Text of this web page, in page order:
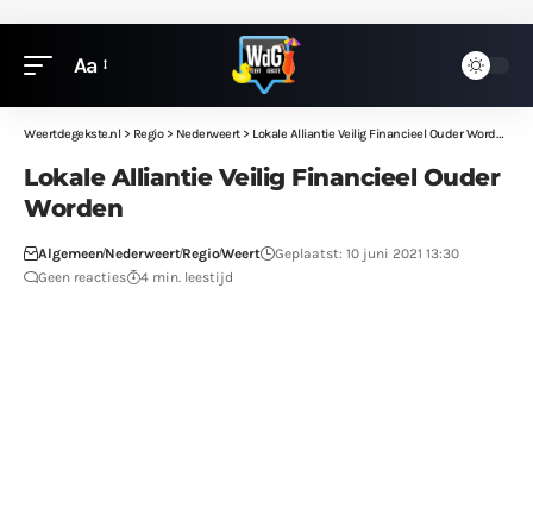
Aa
Weertdegekste.nl> Regio> Nederweert> Lokale Alliantie Veilig Financieel Ouder Worden
Lokale Alliantie Veilig Financieel Ouder
Worden
AlgemeenNederweertRegioWeert
Geplaatst: 10 juni 2021 13:30
Geen reacties
4 min. leestijd